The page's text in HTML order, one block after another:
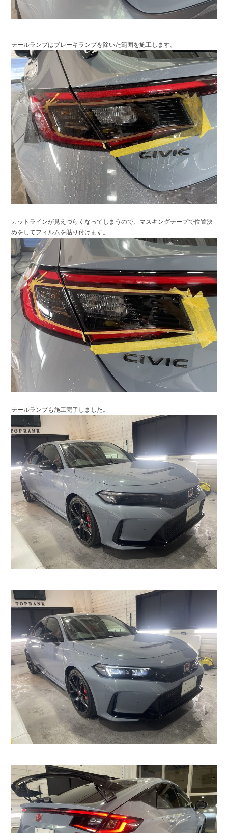
テールランプはブレーキランプを除いた範囲を施工します。
カットラインが見えづらくなってしまうので、マスキングテープで位置決
めをしてフィルムを貼り付けます。
テールランプも施工完了しました。